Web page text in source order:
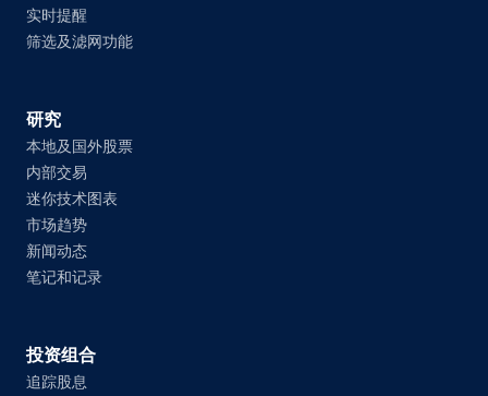
实时提醒
筛选及滤网功能
研究
本地及国外股票
内部交易
迷你技术图表
市场趋势
新闻动态
笔记和记录
投资组合
追踪股息